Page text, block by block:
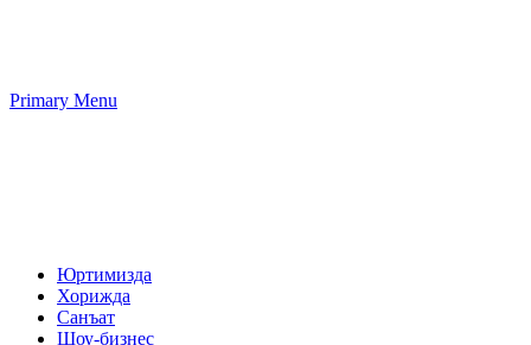
Primary Menu
Юртимизда
Хорижда
Санъат
Шоу-бизнес